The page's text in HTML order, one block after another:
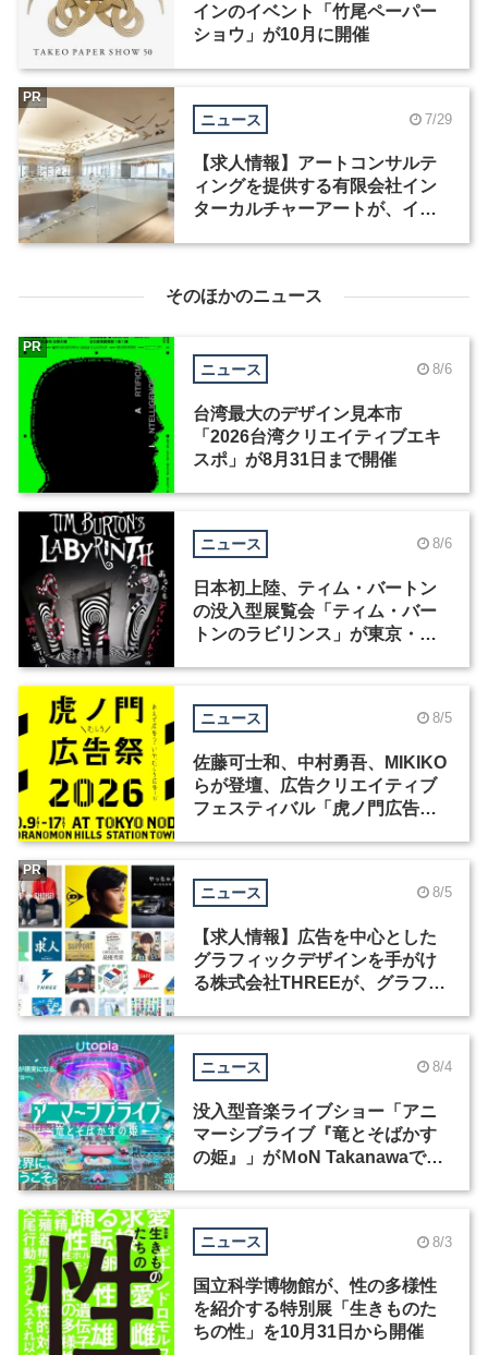
インのイベント「竹尾ペーパー
ショウ」が10月に開催
ニュース 7/29
【求人情報】アートコンサルテ
ィングを提供する有限会社イン
ターカルチャーアートが、イン
PR
そのほかのニュース
ニュース 8/6
台湾最大のデザイン見本市
「2026台湾クリエイティブエキ
スポ」が8月31日まで開催
PR
ニュース 8/6
日本初上陸、ティム・バートン
の没入型展覧会「ティム・バー
トンのラビリンス」が東京・豊
ニュース 8/5
佐藤可士和、中村勇吾、MIKIKO
らが登壇、広告クリエイティブ
フェスティバル「虎ノ門広告
ニュース 8/5
【求人情報】広告を中心とした
グラフィックデザインを手がけ
る株式会社THREEが、グラフィ
PR
ニュース 8/4
没入型音楽ライブショー「アニ
マーシブライブ『竜とそばかす
の姫』」がＭoN Takanawaで開
ニュース 8/3
国立科学博物館が、性の多様性
を紹介する特別展「生きものた
ちの性」を10月31日から開催